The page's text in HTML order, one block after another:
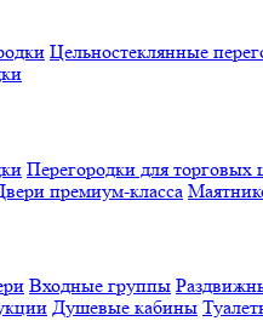
Цельностеклянные
Перегородки для торговых
премиум-класса
Входные группы
Душевые кабины